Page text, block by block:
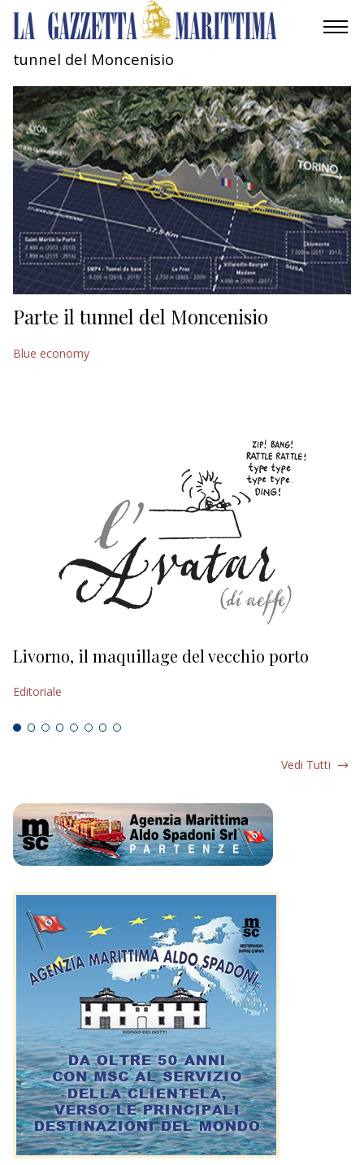
MOBILITÀ
INDUSTRIA
RICERCA
ECONOMIA
TURISMO
CULTURA
NAUTICA
tunnel del Moncenisio
Parte il tunnel del Moncenisio
Blue economy
Livorno, il maquillage del vecchio porto
Editoriale
Vedi Tutti